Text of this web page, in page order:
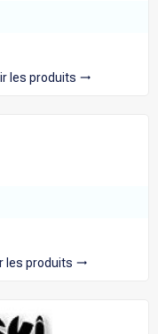
les produits trending_flat
les produits trending_flat